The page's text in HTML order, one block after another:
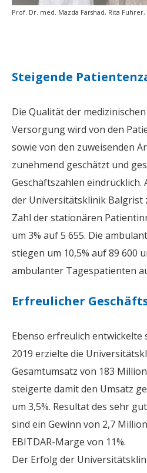
Prof. Dr. med. Mazda Farshad, Rita Fuhrer,
Steigende
Die Qualität der
Versorgung wird von den
sowie von den zuweisenden
zunehmend geschätzt und
Geschäftszahlen eindrücklich.
der Universitätsklinik Balgrist
Zahl der stationären
um 3% auf 5 655. Die
stiegen um 10,5% auf 89 600
ambulanter Tagespatienten
Erfreulicher
Ebenso erfreulich entwickelte
2019 erzielte die
Gesamtumsatz von 183
steigerte damit den Umsatz
um 3,5%. Resultat des sehr
sind ein Gewinn von 2,7
EBITDAR-Marge von 11%.
Der Erfolg der